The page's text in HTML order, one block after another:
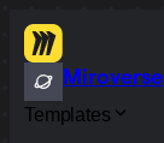
Miroverse
Templates